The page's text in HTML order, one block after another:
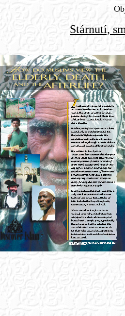
Stárnutí,